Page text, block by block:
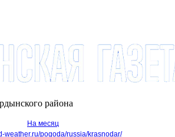
района
На месяц
weather.ru/pogoda/russia/krasnodar/